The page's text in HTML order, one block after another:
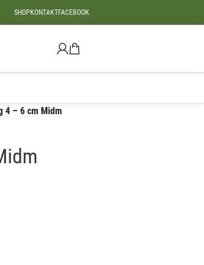
SHOPKONTAKTFACEBOOK
4 – 6 cm Midm